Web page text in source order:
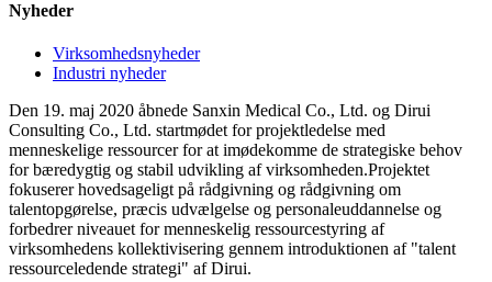
Nyheder
Virksomhedsnyheder
Industri nyheder
Den 19. maj 2020 åbnede Sanxin Medical Co., Ltd. og Dirui
Consulting Co., Ltd. startmødet for projektledelse med
menneskelige ressourcer for at imødekomme de strategiske behov
for bæredygtig og stabil udvikling af virksomheden.Projektet
fokuserer hovedsageligt på rådgivning og rådgivning om
talentopgørelse, præcis udvælgelse og personaleuddannelse og
forbedrer niveauet for menneskelig ressourcestyring af
virksomhedens kollektivisering gennem introduktionen af ​​"talent
ressourceledende strategi" af Dirui.